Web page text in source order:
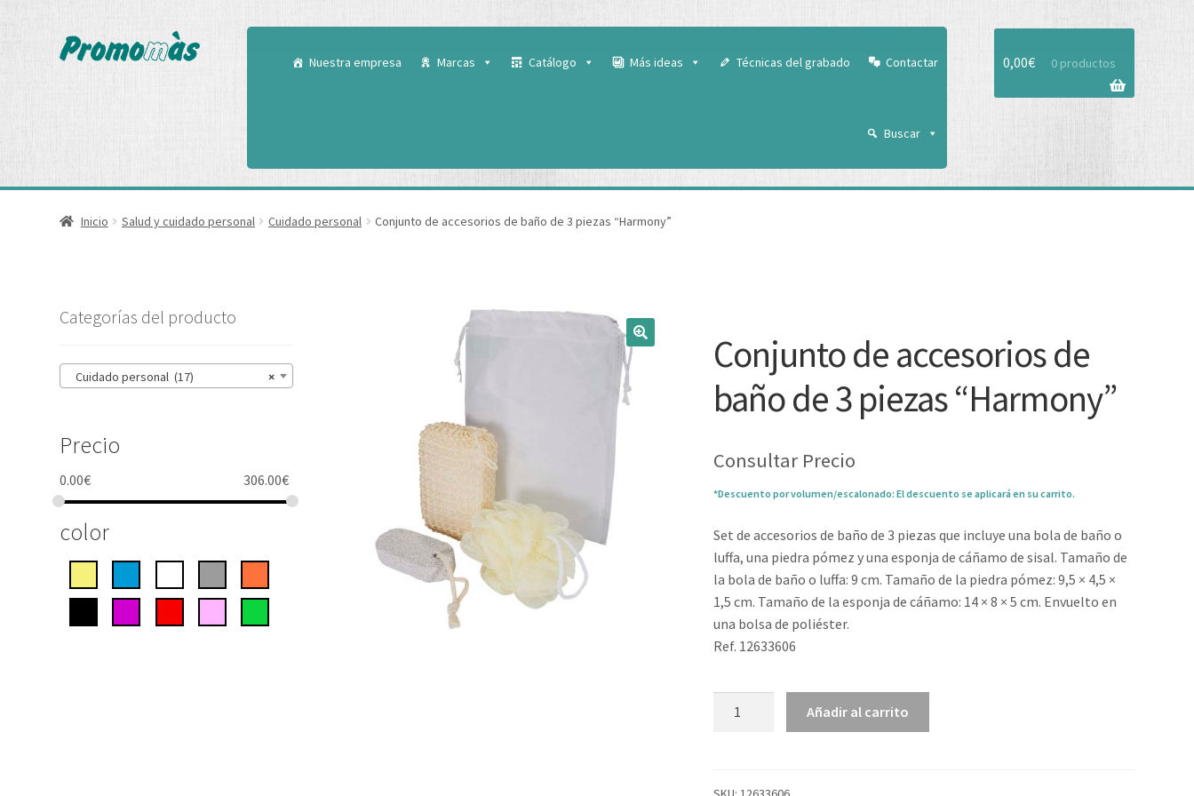
Nuestra empresa Marcas Catálogo Más ideas Técnicas del grabado Contactar
Buscar
0,00€ 0 productos
Inicio Salud y cuidado personal Cuidado personal Conjunto de accesorios de baño de 3 piezas “Harmony”
Conjunto de accesorios de
baño de 3 piezas “Harmony”
Consultar Precio
*Descuento por volumen/escalonado: El descuento se aplicará en su carrito.
Set de accesorios de baño de 3 piezas que incluye una bola de baño o
luffa, una piedra pómez y una esponja de cáñamo de sisal. Tamaño de
la bola de baño o luffa: 9 cm. Tamaño de la piedra pómez: 9,5 × 4,5 ×
1,5 cm. Tamaño de la esponja de cáñamo: 14 × 8 × 5 cm. Envuelto en
una bolsa de poliéster.
Ref. 12633606
baño
Añadir al carrito
Categorías del producto
×
Cuidado personal (17)
Precio
0.00€ 306.00€
color
Aceptar